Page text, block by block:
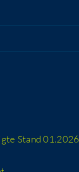
Stand 01.2026